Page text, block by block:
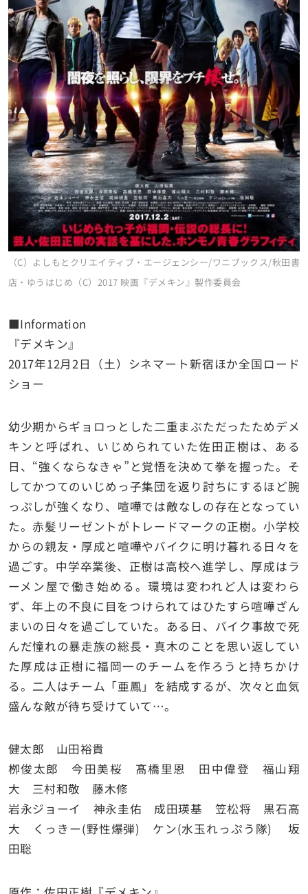
（C）よしもとクリエイティブ・エージェンシー/ワニブックス/秋田書
店・ゆうはじめ（C）2017 映画『デメキン』製作委員会
■Information
『デメキン』
2017年12月2日（土）シネマート新宿ほか全国ロード
ショー
幼少期からギョロっとした二重まぶただったためデメ
キンと呼ばれ、いじめられていた佐田正樹は、ある
日、“強くならなきゃ”と覚悟を決めて拳を握った。そ
してかつてのいじめっ子集団を返り討ちにするほど腕
っぷしが強くなり、喧嘩では敵なしの存在となってい
た。赤髪リーゼントがトレードマークの正樹。小学校
からの親友・厚成と喧嘩やバイクに明け暮れる日々を
過ごす。中学卒業後、正樹は高校へ進学し、厚成はラ
ーメン屋で働き始める。環境は変われど人は変わら
ず、年上の不良に目をつけられてはひたすら喧嘩ざん
まいの日々を過ごしていた。ある日、バイク事故で死
んだ憧れの暴走族の総長・真木のことを思い返してい
た厚成は正樹に福岡一のチームを作ろうと持ちかけ
る。二人はチーム「亜鳳」を結成するが、次々と血気
盛んな敵が待ち受けていて…。
健太郎 山田裕貴
栁俊太郎 今田美桜 髙橋里恩 田中偉登 福山翔
大 三村和敬 藤木修
岩永ジョーイ 神永圭佑 成田瑛基 笠松将 黒石高
大 くっきー(野性爆弾) ケン(水玉れっぷう隊) 坂
田聡